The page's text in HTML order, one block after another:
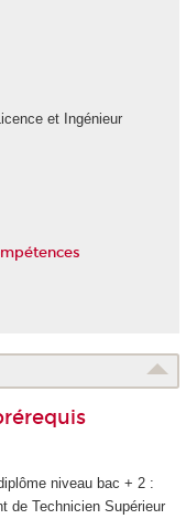
et Ingénieur
niveau bac + 2 :
de Technicien Supérieur